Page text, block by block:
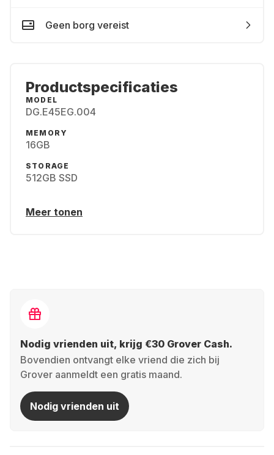
Geen borg vereist
Productspecificaties
MODEL
DG.E45EG.004
MEMORY
16GB
STORAGE
512GB SSD
Meer tonen
Nodig vrienden uit, krijg €30 Grover Cash.
Bovendien ontvangt elke vriend die zich bij
Grover aanmeldt een gratis maand.
Nodig vrienden uit